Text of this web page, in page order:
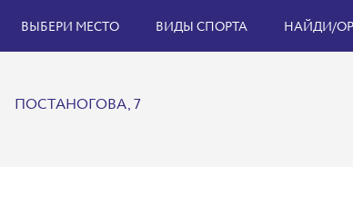
ВЫБЕРИ МЕСТО ВИДЫ СПОРТА НАЙДИ/
ПОСТАНОГОВА, 7